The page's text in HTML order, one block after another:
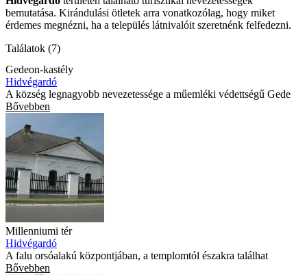
bemutatása. Kirándulási ötletek arra vonatkozólag, hogy miket
érdemes megnézni, ha a település látnivalóit szeretnénk felfedezni.
Találatok (7)
Gedeon-kastély
Hidvégardó
A község legnagyobb nevezetessége a műemléki védettségű Gede
Bővebben
Millenniumi tér
Hidvégardó
A falu orsóalakú központjában, a templomtól északra találhat
Bővebben